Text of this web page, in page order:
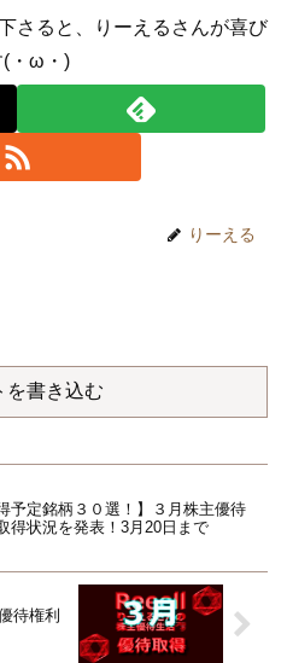
さると、りーえるさんが喜び
(・ω・)
りーえる
を書き込む
予定銘柄３０選！】３月株主優待
得状況を発表！3月20日まで
待権利